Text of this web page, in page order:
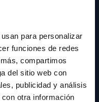
para personalizar
funciones de redes
compartimos
del sitio web con
publicidad y análisis
otra información
y ofertas.